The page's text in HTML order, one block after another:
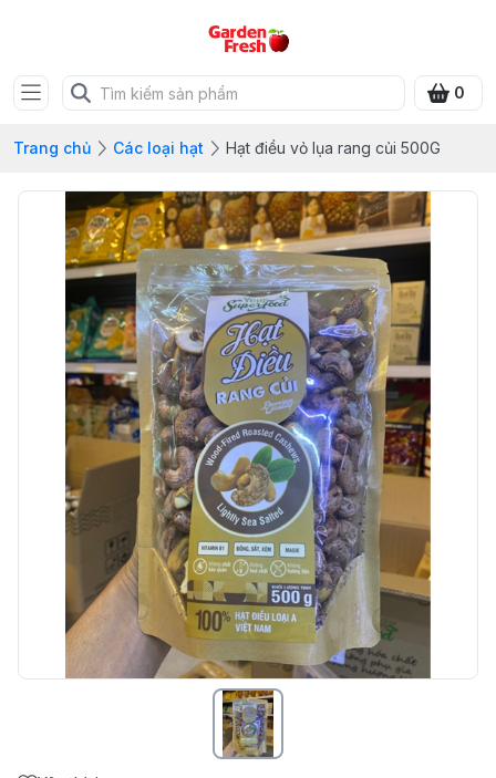
0
Trang chủ Các loại hạt Hạt điều vỏ lụa rang củi 500G